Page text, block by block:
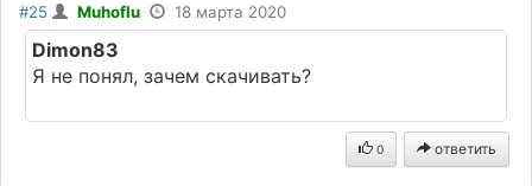
#25 Muhoflu 18 марта 2020
Dimon83
Я не понял, зачем скачивать?
0 ответить